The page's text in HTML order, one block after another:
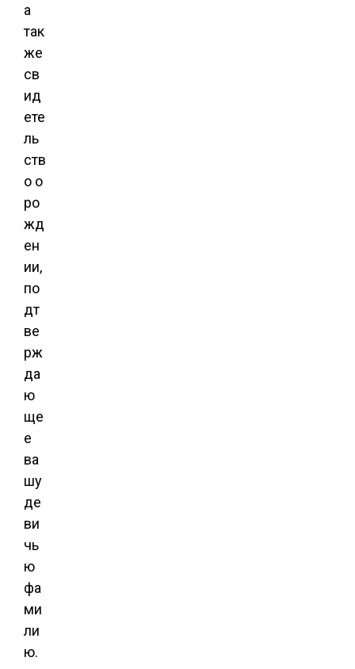
а
так
же
св
ид
ете
ль
ств
о о
ро
жд
ен
ии,
по
дт
ве
рж
да
ю
ще
е
ва
шу
де
ви
чь
ю
фа
ми
ли
ю.